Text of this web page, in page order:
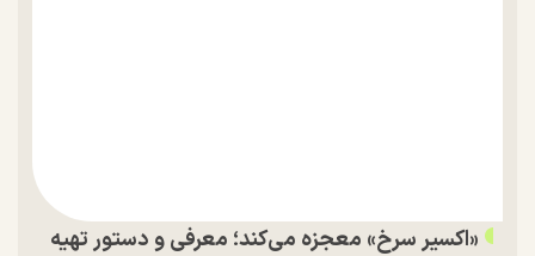
«اکسیر سرخ» معجزه می‌کند؛ معرفی و دستور تهیه